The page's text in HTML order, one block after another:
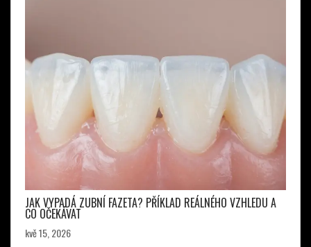
JAK VYPADÁ ZUBNÍ FAZETA? PŘÍKLAD REÁLNÉHO VZHLEDU A
CO OČEKÁVAT
kvě 15, 2026